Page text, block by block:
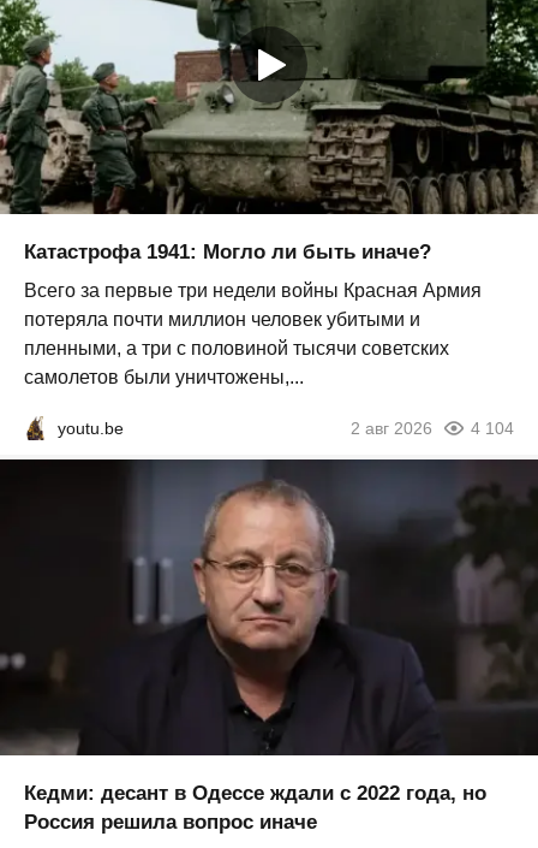
Катастрофа 1941: Могло ли быть иначе?
Всего за первые три недели войны Красная Армия
потеряла почти миллион человек убитыми и
пленными, а три с половиной тысячи советских
самолетов были уничтожены,...
youtu.be 2 авг 2026 4 104
Кедми: десант в Одессе ждали с 2022 года, но
Россия решила вопрос иначе